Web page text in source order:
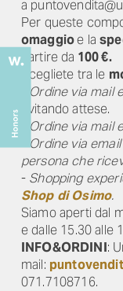
a
Per queste
omaggioe la
partire da 100 €.
Scegliete tra le
Ordine via mail
evitando attese.
Ordine via mail
-Ordine via
persona che
- Shopping
Shop di Osimo.
Siamo aperti dal
e dalle 15.30 alle
INFO&ORDINI:
mail:
071.7108716.